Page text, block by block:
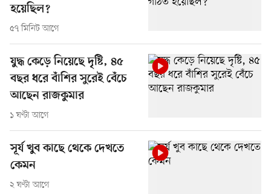
হয়েছিল?
৫৭ মিনিট আগে
যুদ্ধ কেড়ে নিয়েছে দৃষ্টি, ৪৫
বছর ধরে বাঁশির সুরেই বেঁচে
আছেন রাজকুমার
১ ঘণ্টা আগে
সূর্য খুব কাছে থেকে দেখতে
কেমন
২ ঘণ্টা আগে